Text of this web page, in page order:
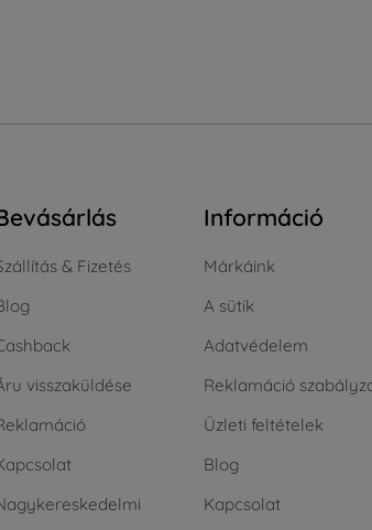
& Fizetés
visszaküldése
Információ
Márkáink
A sütik
Adatvédelem
Reklamáció
Üzleti feltételek
Blog
Kapcsolat